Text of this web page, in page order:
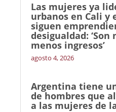
Las mujeres ya
urbanos en Cali y
siguen
desigualdad: ‘Son
menos ingresos’
agosto 4, 2026
Argentina tiene
de hombres que
a las mujeres de